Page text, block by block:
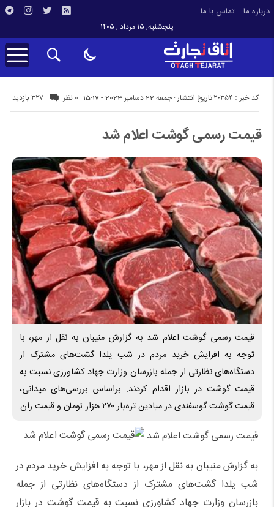
درباره ما تماس با ما
پنجشنبه, ۱۵ مرداد , ۱۴۰۵
تاریخ انتشار : جمعه 22 دسامبر 2023 - 15:17 327 بازدید کد خبر : 20354 0 نظر
قیمت رسمی گوشت اعلام شد
قیمت رسمی گوشت اعلام شد به گزارش منیبان به نقل از مهر، با
توجه به افزایش خرید مردم در شب یلدا گشت‌های مشترک از
دستگاه‌های نظارتی از جمله بازرسان وزارت جهاد کشاورزی نسبت به
قیمت گوشت در بازار اقدام کردند. براساس بررسی‌های میدانی،
قیمت گوشت گوسفندی در میادین تره‌بار ۲۷۰ هزار تومان و قیمت ران
قیمت رسمی گوشت اعلام شد
به گزارش منیبان به نقل از مهر، با توجه به افزایش خرید مردم در
شب یلدا گشت‌های مشترک از دستگاه‌های نظارتی از جمله
بازرسان وزارت جهاد کشاورزی نسبت به قیمت گوشت در بازار